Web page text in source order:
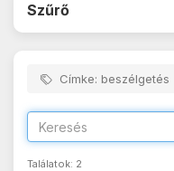
Szűrő
Címke: beszélgetés
Találatok: 2